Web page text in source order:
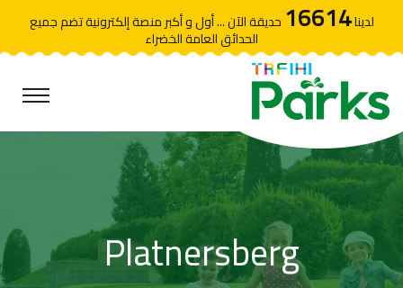
لدينا16614 حديقة الآن ... أول و أكبر منصة إلكترونية تضم جميع
الحدائق العامة الخضراء
Platnersberg